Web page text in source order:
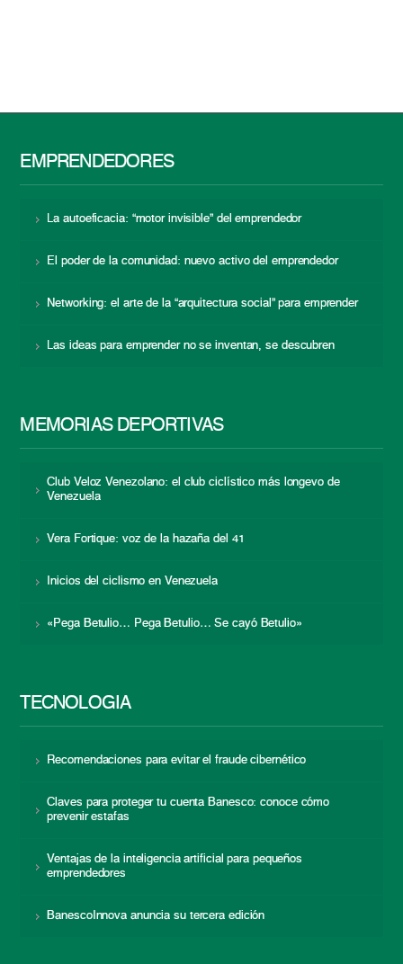
EMPRENDEDORES
La autoeficacia: “motor invisible” del emprendedor
El poder de la comunidad: nuevo activo del emprendedor
Networking: el arte de la “arquitectura social” para emprender
Las ideas para emprender no se inventan, se descubren
MEMORIAS DEPORTIVAS
Club Veloz Venezolano: el club ciclístico más longevo de
Venezuela
Vera Fortique: voz de la hazaña del 41
Inicios del ciclismo en Venezuela
«Pega Betulio… Pega Betulio… Se cayó Betulio»
TECNOLOGÍA
Recomendaciones para evitar el fraude cibernético
Claves para proteger tu cuenta Banesco: conoce cómo
prevenir estafas
Ventajas de la inteligencia artificial para pequeños
emprendedores
BanescoInnova anuncia su tercera edición